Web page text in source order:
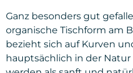
Ganz besonders gut
organische Tischform am
bezieht sich auf Kurven
hauptsächlich in der